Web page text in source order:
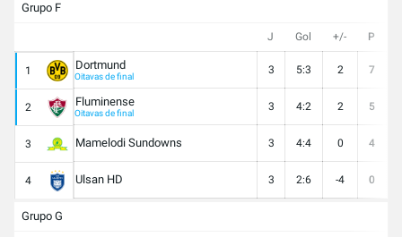
Grupo F
J Gol +/- P
1 Dortmund
Oitavas de final
3 5:3 2 7
2 Fluminense
Oitavas de final
3 4:2 2 5
3 Mamelodi Sundowns 3 4:4 0 4
4 Ulsan HD 3 2:6 -4 0
Grupo G